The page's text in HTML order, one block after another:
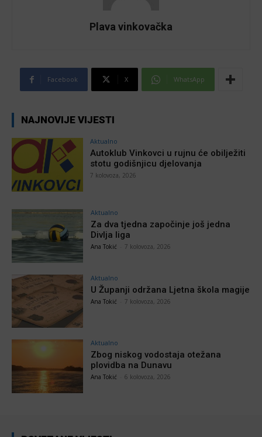
Plava vinkovačka
Facebook X WhatsApp
NAJNOVIJE VIJESTI
Aktualno
Autoklub Vinkovci u rujnu će obilježiti
stotu godišnjicu djelovanja
7 kolovoza, 2026
Aktualno
Za dva tjedna započinje još jedna
Divlja liga
Ana Tokić 7 kolovoza, 2026
Aktualno
U Županji održana Ljetna škola magije
Ana Tokić 7 kolovoza, 2026
Aktualno
Zbog niskog vodostaja otežana
plovidba na Dunavu
Ana Tokić 6 kolovoza, 2026